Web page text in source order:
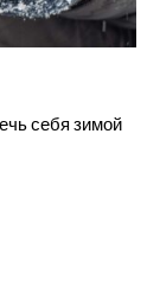
себя зимой